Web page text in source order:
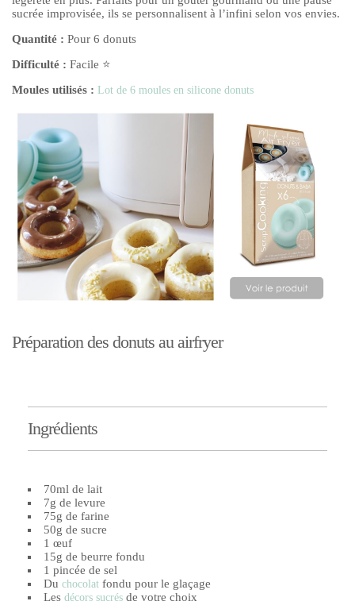
sucrée improvisée, ils se personnalisent à l’infini selon vos envies.
Quantité : Pour 6 donuts
Difficulté : Facile ⭐
Moules utilisés : Lot de 6 moules en silicone donuts
Préparation des donuts au airfryer
Ingrédients
70ml de lait
7g de levure
75g de farine
50g de sucre
1 œuf
15g de beurre fondu
1 pincée de sel
Du chocolat fondu pour le glaçage
Les décors sucrés de votre choix